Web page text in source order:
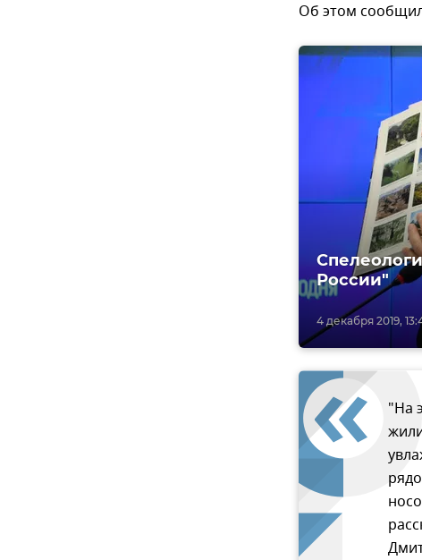
Об этом
4 декабря 2019,
России"
"На